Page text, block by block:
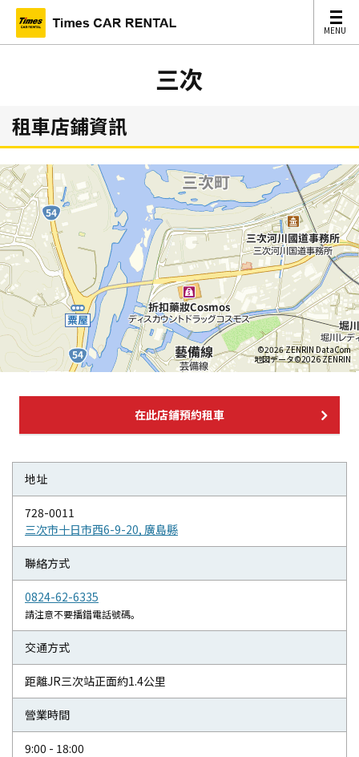
MENU
MENU
三次
租車店鋪資訊
©2026 ZENRIN DataCom
地図データ©2026 ZENRIN
在此店鋪預約租車
地址
728-0011
三次市十日市西6-9-20, 廣島縣
聯絡方式
0824-62-6335
請注意不要播錯電話號碼。
交通方式
距離JR三次站正面約1.4公里
營業時間
9:00 - 18:00